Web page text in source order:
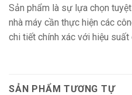
Sản phẩm là sự lựa chọn
nhà máy cần thực hiện các
chi tiết chính xác với hiệu suất
SẢN PHẨM TƯƠNG TỰ